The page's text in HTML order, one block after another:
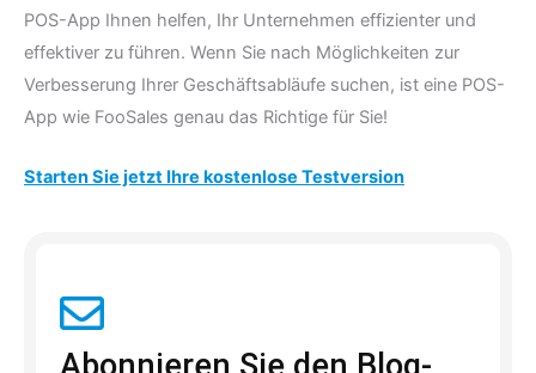
POS-App Ihnen helfen, Ihr Unternehmen effizienter und
effektiver zu führen. Wenn Sie nach Möglichkeiten zur
Verbesserung Ihrer Geschäftsabläufe suchen, ist eine POS-
App wie FooSales genau das Richtige für Sie!
Starten Sie jetzt Ihre kostenlose Testversion